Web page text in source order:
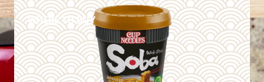
WHERE TO BUY